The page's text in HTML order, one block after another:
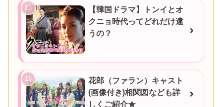
【韓国ドラマ】トンイとオ
クニョ時代ってどれだけ違
うの？
花郎（ファラン）キャスト
(画像付き)相関図なども詳
しくご紹介★